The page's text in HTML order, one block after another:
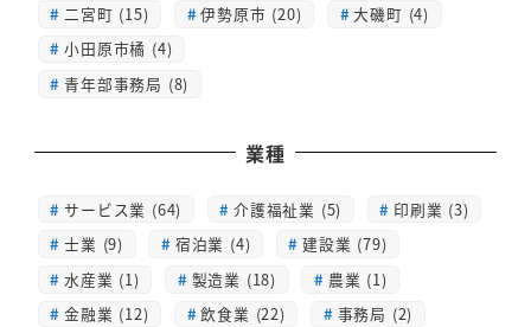
二宮町 (15)
伊勢原市 (20)
大磯町 (4)
小田原市橘 (4)
青年部事務局 (8)
業種
サービス業 (64) 介護福祉業 (5)
印刷業 (3)
士業 (9)
宿泊業 (4)
建設業 (79)
水産業 (1)
製造業 (18)
農業 (1)
金融業 (12)
飲食業 (22)
事務局 (2)